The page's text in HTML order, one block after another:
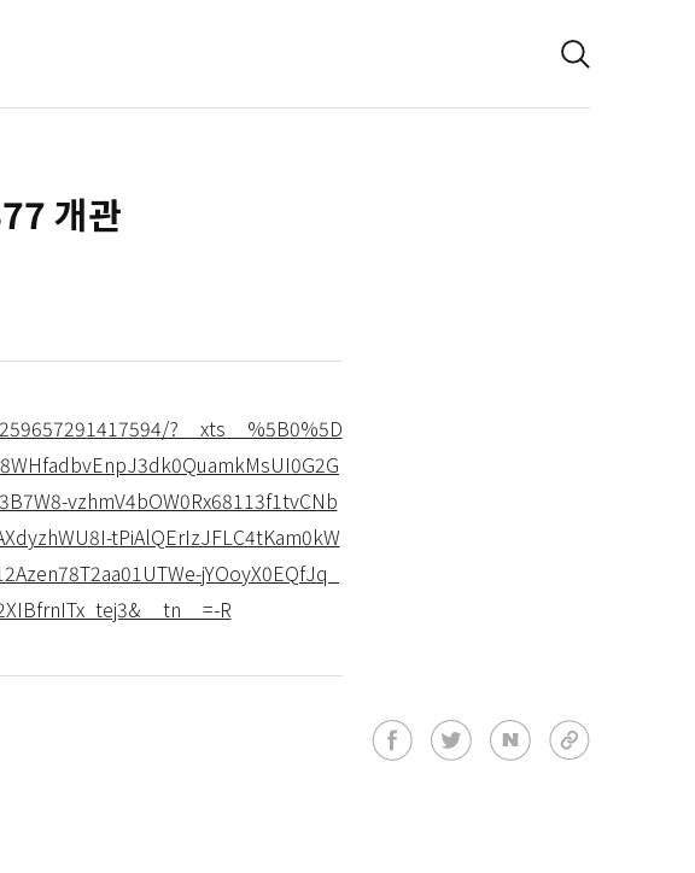
개관
?__xts__%5B0%5D
vzhmV4bOW0Rx68113f1tvCNb
tPiAlQErIzJFLC4tKam0kW
jYOoyX0EQfJq_
R